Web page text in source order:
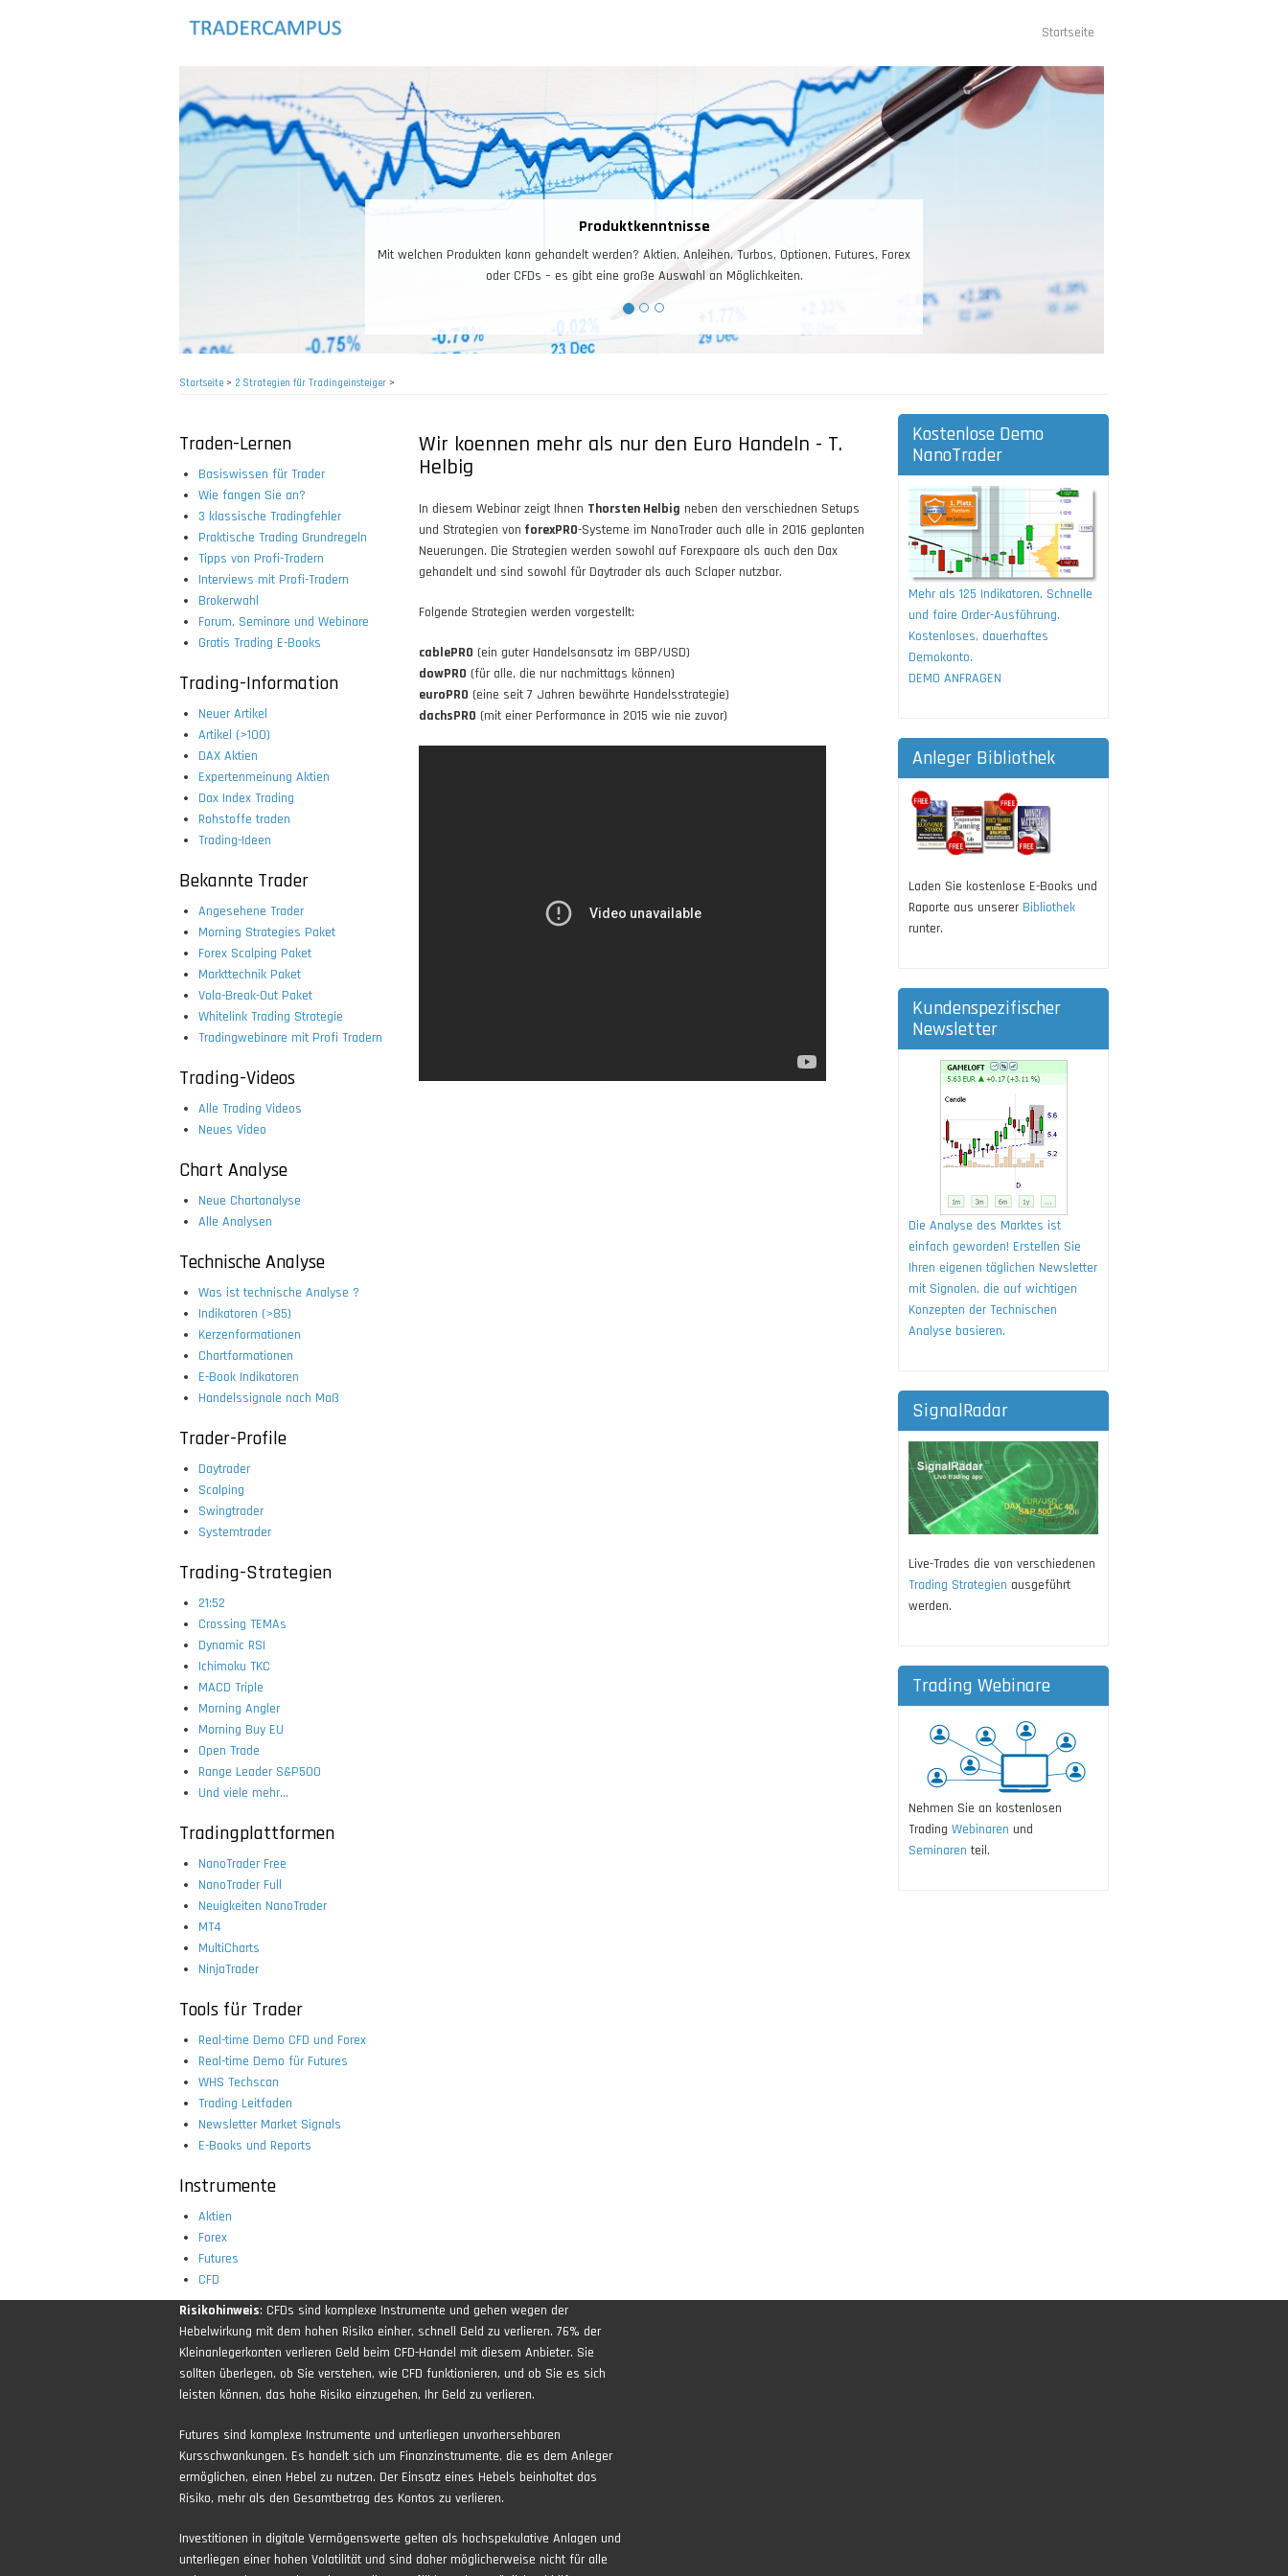
Startseite
Produktkenntnisse
Mit welchen Produkten kann gehandelt werden? Aktien, Anleihen, Turbos, Optionen, Futures, Forex
oder CFDs – es gibt eine große Auswahl an Möglichkeiten.
Startseite> 2 Strategien für Tradingeinsteiger >
Traden-Lernen
Basiswissen für Trader
Wie fangen Sie an?
3 klassische Tradingfehler
Praktische Trading Grundregeln
Tipps von Profi-Tradern
Interviews mit Profi-Tradern
Brokerwahl
Forum, Seminare und Webinare
Gratis Trading E-Books
Trading-Information
Neuer Artikel
Artikel (>100)
DAX Aktien
Expertenmeinung Aktien
Dax Index Trading
Rohstoffe traden
Trading-Ideen
Bekannte Trader
Angesehene Trader
Morning Strategies Paket
Forex Scalping Paket
Markttechnik Paket
Vola-Break-Out Paket
Whitelink Trading Strategie
Tradingwebinare mit Profi Tradern
Trading-Videos
Alle Trading Videos
Neues Video
Chart Analyse
Neue Chartanalyse
Alle Analysen
Technische Analyse
Was ist technische Analyse ?
Indikatoren (>85)
Kerzenformationen
Chartformationen
E-Book Indikatoren
Handelssignale nach Maß
Trader-Profile
Daytrader
Scalping
Swingtrader
Systemtrader
Trading-Strategien
21:52
Crossing TEMAs
Dynamic RSI
Ichimoku TKC
MACD Triple
Morning Angler
Morning Buy EU
Open Trade
Range Leader S&P500
Und viele mehr...
Tradingplattformen
NanoTrader Free
NanoTrader Full
Neuigkeiten NanoTrader
MT4
MultiCharts
NinjaTrader
Tools für Trader
Real-time Demo CFD und Forex
Real-time Demo für Futures
WHS Techscan
Trading Leitfaden
Newsletter Market Signals
E-Books und Reports
Instrumente
Aktien
Forex
Futures
CFD
Wir koennen mehr als nur den Euro Handeln - T.
Helbig
In diesem Webinar zeigt Ihnen Thorsten Helbig neben den verschiednen Setups
und Strategien von forexPRO-Systeme im NanoTrader auch alle in 2016 geplanten
Neuerungen. Die Strategien werden sowohl auf Forexpaare als auch den Dax
gehandelt und sind sowohl für Daytrader als auch Sclaper nutzbar.
Folgende Strategien werden vorgestellt:
cablePRO (ein guter Handelsansatz im GBP/USD)
dowPRO (für alle, die nur nachmittags können)
euroPRO (eine seit 7 Jahren bewährte Handelsstrategie)
dachsPRO (mit einer Performance in 2015 wie nie zuvor)
Kostenlose Demo
NanoTrader
Mehr als 125 Indikatoren. Schnelle
und faire Order-Ausführung.
Kostenloses, dauerhaftes
Demokonto.
DEMO ANFRAGEN
Anleger Bibliothek
Laden Sie kostenlose E-Books und
Raporte aus unserer Bibliothek
runter.
Kundenspezifischer
Newsletter
Die Analyse des Marktes ist
einfach geworden! Erstellen Sie
Ihren eigenen täglichen Newsletter
mit Signalen, die auf wichtigen
Konzepten der Technischen
Analyse basieren.
SignalRadar
Live-Trades die von verschiedenen
Trading Strategien ausgeführt
werden.
Trading Webinare
Nehmen Sie an kostenlosen
Trading Webinaren und
Seminaren teil.
Risikohinweis: CFDs sind komplexe Instrumente und gehen wegen der
Hebelwirkung mit dem hohen Risiko einher, schnell Geld zu verlieren. 76% der
Kleinanlegerkonten verlieren Geld beim CFD-Handel mit diesem Anbieter. Sie
sollten überlegen, ob Sie verstehen, wie CFD funktionieren, und ob Sie es sich
leisten können, das hohe Risiko einzugehen, Ihr Geld zu verlieren.
Futures sind komplexe Instrumente und unterliegen unvorhersehbaren
Kursschwankungen. Es handelt sich um Finanzinstrumente, die es dem Anleger
ermöglichen, einen Hebel zu nutzen. Der Einsatz eines Hebels beinhaltet das
Risiko, mehr als den Gesamtbetrag des Kontos zu verlieren.
Investitionen in digitale Vermögenswerte gelten als hochspekulative Anlagen und
unterliegen einer hohen Volatilität und sind daher möglicherweise nicht für alle